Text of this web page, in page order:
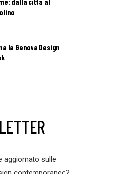
dalla città al
la Genova Design
aggiornato sulle